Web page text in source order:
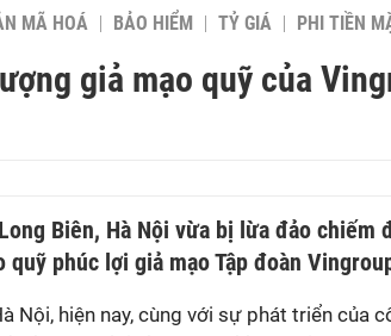
MÃ HOÁ BẢO HIỂM TỶ GIÁ PHI TIỀN
giả mạo quỹ của
Biên, Hà Nội vừa bị lừa đảo chiếm
phúc lợi giả mạo Tập đoàn
Nội, hiện nay, cùng với sự phát triển của